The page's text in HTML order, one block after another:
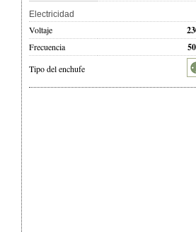
Electricidad
Voltaje
Frecuencia
Tipo del enchufe